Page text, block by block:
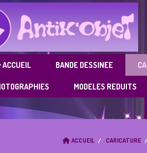
ACCUEIL BANDE DESSINEE
MODELES REDUITS
ACCUEIL CARICATURE